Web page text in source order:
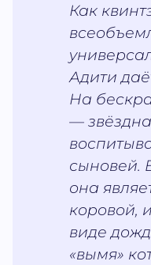
Как
Адити
На
—
сыновей.
она
коровой,
виде
«вымя»